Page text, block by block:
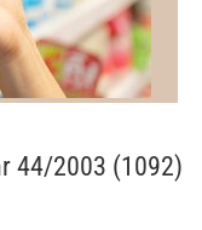
44/2003 (1092)